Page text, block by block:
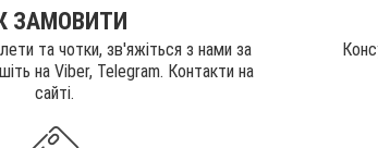
ЗАМОВИТИ
та чотки, зв'яжіться з нами за
на Viber, Telegram. Контакти на
сайті.